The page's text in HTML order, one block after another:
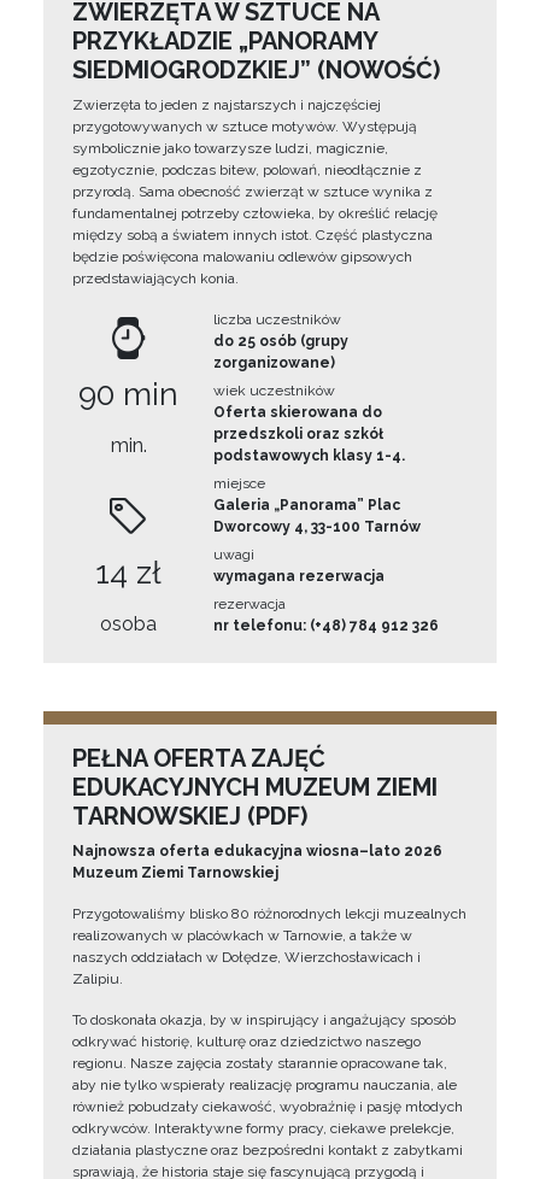
ZWIERZĘTA W SZTUCE NA
PRZYKŁADZIE „PANORAMY
SIEDMIOGRODZKIEJ” (NOWOŚĆ)
Zwierzęta to jeden z najstarszych i najczęściej
przygotowywanych w sztuce motywów. Występują
symbolicznie jako towarzysze ludzi, magicznie,
egzotycznie, podczas bitew, polowań, nieodłącznie z
przyrodą. Sama obecność zwierząt w sztuce wynika z
fundamentalnej potrzeby człowieka, by określić relację
między sobą a światem innych istot. Część plastyczna
będzie poświęcona malowaniu odlewów gipsowych
przedstawiających konia.
90 min
min.
14 zł
osoba
liczba uczestników
do 25 osób (grupy
zorganizowane)
wiek uczestników
Oferta skierowana do
przedszkoli oraz szkół
podstawowych klasy 1-4.
miejsce
Galeria „Panorama” Plac
Dworcowy 4, 33-100 Tarnów
uwagi
wymagana rezerwacja
rezerwacja
nr telefonu: (+48) 784 912 326
PEŁNA OFERTA ZAJĘĆ
EDUKACYJNYCH MUZEUM ZIEMI
TARNOWSKIEJ (PDF)
Najnowsza oferta edukacyjna wiosna–lato 2026
Muzeum Ziemi Tarnowskiej
Przygotowaliśmy blisko 80 różnorodnych lekcji muzealnych
realizowanych w placówkach w Tarnowie, a także w
naszych oddziałach w Dołędze, Wierzchosławicach i
Zalipiu.
To doskonała okazja, by w inspirujący i angażujący sposób
odkrywać historię, kulturę oraz dziedzictwo naszego
regionu. Nasze zajęcia zostały starannie opracowane tak,
aby nie tylko wspierały realizację programu nauczania, ale
również pobudzały ciekawość, wyobraźnię i pasję młodych
odkrywców. Interaktywne formy pracy, ciekawe prelekcje,
działania plastyczne oraz bezpośredni kontakt z zabytkami
sprawiają, że historia staje się fascynującą przygodą i